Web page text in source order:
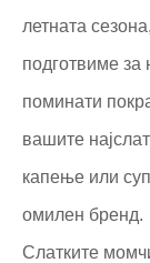
летната
подготвиме за
поминати
вашите
капење или
омилен бренд.
Слатките